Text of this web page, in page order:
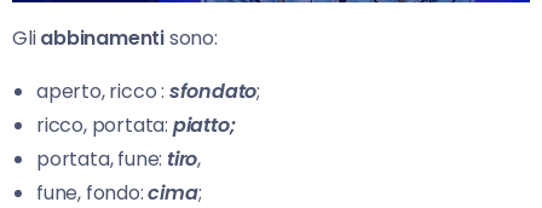
Gliabbinamentisono:
aperto, ricco : sfondato;
ricco, portata: piatto;
portata, fune: tiro,
fune, fondo:cima;